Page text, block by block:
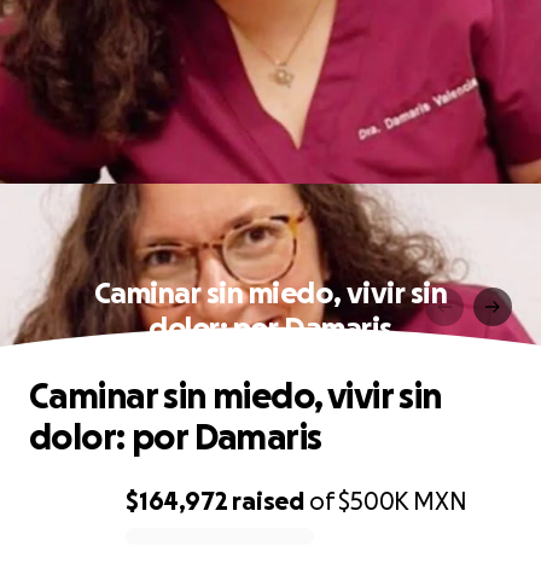
Caminar sin miedo, vivir sin
dolor: por Damaris
$164,972 raised of$500K MXN
Caminar sin miedo, vivir sin
dolor: por Damaris